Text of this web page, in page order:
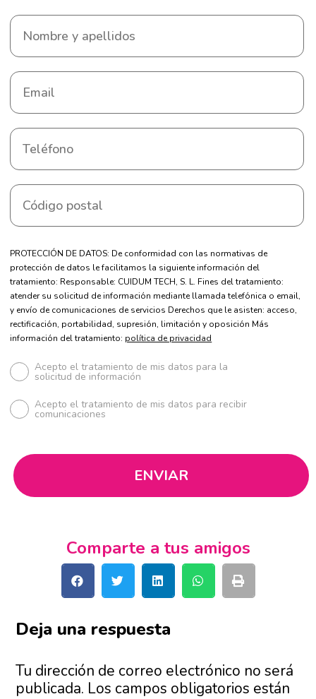
PROTECCIÓN DE DATOS: De conformidad con las normativas de
protección de datos le facilitamos la siguiente información del
tratamiento: Responsable: CUIDUM TECH, S. L. Fines del tratamiento:
atender su solicitud de información mediante llamada telefónica o email,
y envío de comunicaciones de servicios Derechos que le asisten: acceso,
rectificación, portabilidad, supresión, limitación y oposición Más
información del tratamiento: política de privacidad
Acepto el tratamiento de mis datos para la
solicitud de información
Acepto el tratamiento de mis datos para recibir
comunicaciones
Comparte a tus amigos
Deja una respuesta
Tu dirección de correo electrónico no será
publicada. Los campos obligatorios están